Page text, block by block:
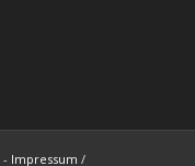
Impressum /